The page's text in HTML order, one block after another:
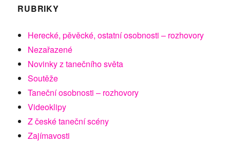
RUBRIKY
Herecké, pěvěcké, ostatní osobnosti – rozhovory
Nezařazené
Novinky z tanečního světa
Soutěže
Taneční osobnosti – rozhovory
Videoklipy
Z české taneční scény
Zajímavosti